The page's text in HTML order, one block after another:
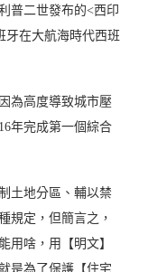
普二世發布的<西印
牙在大航海時代西班
為高度導致城市壓
年完成第一個綜合
土地分區、輔以禁
規定，但簡言之，
用啥，用【明文】
是為了保護【住宅